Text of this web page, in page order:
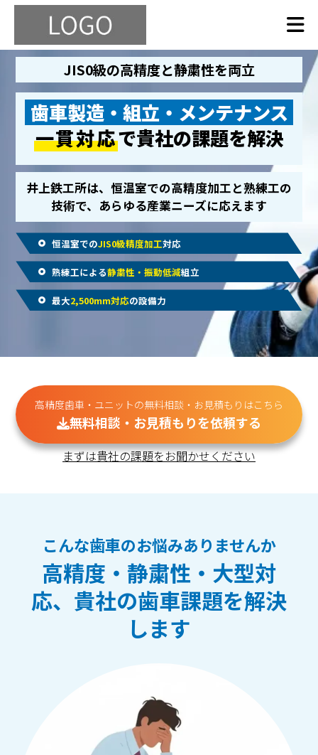
JIS0級の高精度と静粛性を両立
歯車製造・組立・メンテナンス
一貫対応で貴社の課題を解決
井上鉄工所は、恒温室での高精度加工と熟練工の
技術で、あらゆる産業ニーズに応えます
恒温室でのJIS0級精度加工対応
熟練工による静粛性・振動低減組立
最大2,500mm対応の設備力
高精度歯車・ユニットの無料相談・お見積もりはこちら
無料相談・お見積もりを依頼する
まずは貴社の課題をお聞かせください
こんな歯車のお悩みありませんか
高精度・静粛性・大型対
応、貴社の歯車課題を解決
します